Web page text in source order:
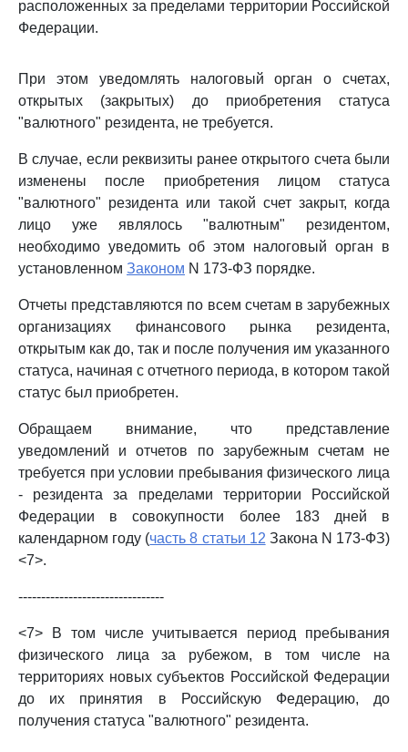
расположенных за пределами территории Российской
Федерации.
При этом уведомлять налоговый орган о счетах,
открытых (закрытых) до приобретения статуса
"валютного" резидента, не требуется.
В случае, если реквизиты ранее открытого счета были
изменены после приобретения лицом статуса
"валютного" резидента или такой счет закрыт, когда
лицо уже являлось "валютным" резидентом,
необходимо уведомить об этом налоговый орган в
установленном Законом N 173-ФЗ порядке.
Отчеты представляются по всем счетам в зарубежных
организациях финансового рынка резидента,
открытым как до, так и после получения им указанного
статуса, начиная с отчетного периода, в котором такой
статус был приобретен.
Обращаем внимание, что представление
уведомлений и отчетов по зарубежным счетам не
требуется при условии пребывания физического лица
- резидента за пределами территории Российской
Федерации в совокупности более 183 дней в
календарном году (часть 8 статьи 12 Закона N 173-ФЗ)
<7>.
--------------------------------
<7> В том числе учитывается период пребывания
физического лица за рубежом, в том числе на
территориях новых субъектов Российской Федерации
до их принятия в Российскую Федерацию, до
получения статуса "валютного" резидента.